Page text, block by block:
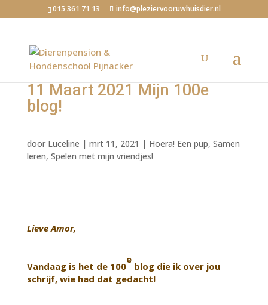
015 361 71 13 info@pleziervooruwhuisdier.nl
11 Maart 2021 Mijn 100e
blog!
door Luceline | mrt 11, 2021 | Hoera! Een pup, Samen
leren, Spelen met mijn vriendjes!
Lieve Amor,
Vandaag is het de 100
e
blog die ik over jou
schrijf, wie had dat gedacht!